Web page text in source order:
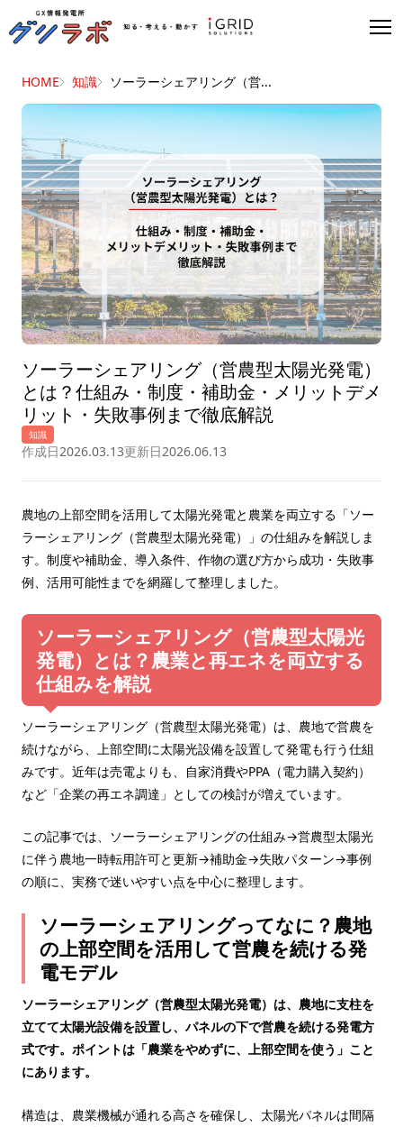
HOME 知識 ソーラーシェアリング（営...
知識
作成日2026.03.13更新日2026.06.13
ソーラーシェアリング（営農型太陽光発電）
とは？仕組み・制度・補助金・メリットデメ
リット・失敗事例まで徹底解説
農地の上部空間を活用して太陽光発電と農業を両立する「ソー
ラーシェアリング（営農型太陽光発電）」の仕組みを解説しま
す。制度や補助金、導入条件、作物の選び方から成功・失敗事
例、活用可能性までを網羅して整理しました。
ソーラーシェアリング（営農型太陽光
発電）とは？農業と再エネを両立する
仕組みを解説
ソーラーシェアリング（営農型太陽光発電）は、農地で営農を
続けながら、上部空間に太陽光設備を設置して発電も行う仕組
みです。近年は売電よりも、自家消費やPPA（電力購入契約）
など「企業の再エネ調達」としての検討が増えています。
この記事では、ソーラーシェアリングの仕組み→営農型太陽光
に伴う農地一時転用許可と更新→補助金→失敗パターン→事例
の順に、実務で迷いやすい点を中心に整理します。
ソーラーシェアリングってなに？農地
の上部空間を活用して営農を続ける発
電モデル
ソーラーシェアリング（営農型太陽光発電）は、農地に支柱を
立てて太陽光設備を設置し、パネルの下で営農を続ける発電方
式です。ポイントは「農業をやめずに、上部空間を使う」こと
にあります。
構造は、農業機械が通れる高さを確保し、太陽光パネルは間隔